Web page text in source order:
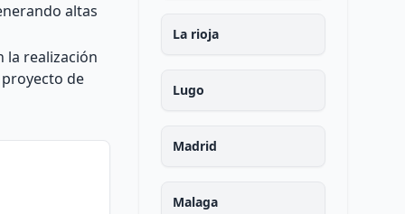
altas
la realización
de
La rioja
Lugo
Madrid
Malaga